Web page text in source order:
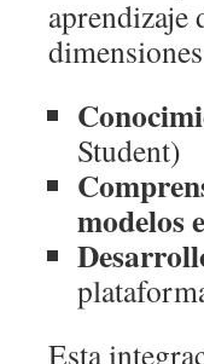
aprendizaje
Student)
modelos
Esta